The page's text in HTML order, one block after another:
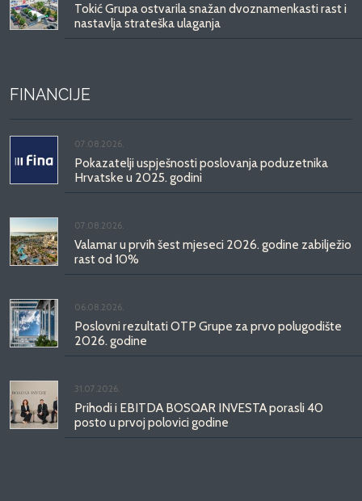
Tokić Grupa ostvarila snažan dvoznamenkasti rast i
nastavlja strateška ulaganja
FINANCIJE
07.08.2026.
Pokazatelji uspješnosti poslovanja poduzetnika
Hrvatske u 2025. godini
07.08.2026.
Valamar u prvih šest mjeseci 2026. godine zabilježio
rast od 10%
06.08.2026.
Poslovni rezultati OTP Grupe za prvo polugodište
2026. godine
31.07.2026.
Prihodi i EBITDA BOSQAR INVESTA porasli 40
posto u prvoj polovici godine